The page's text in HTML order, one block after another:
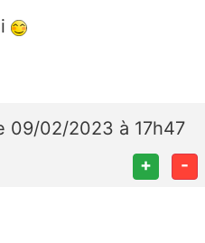
09/02/2023 à 17h47
+ -